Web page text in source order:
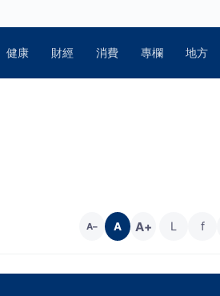
健康 財經 消費 專欄 地方
A− A A+ L f